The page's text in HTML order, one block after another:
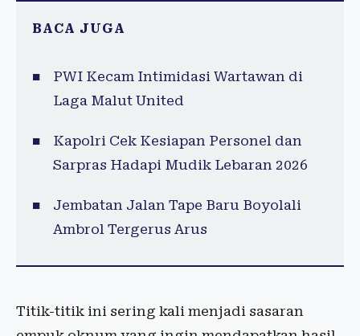
BACA JUGA
PWI Kecam Intimidasi Wartawan di
Laga Malut United
Kapolri Cek Kesiapan Personel dan
Sarpras Hadapi Mudik Lebaran 2026
Jembatan Jalan Tape Baru Boyolali
Ambrol Tergerus Arus
Titik-titik ini sering kali menjadi sasaran